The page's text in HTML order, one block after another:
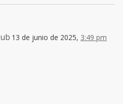
13 de junio de 2025, 3:49 pm